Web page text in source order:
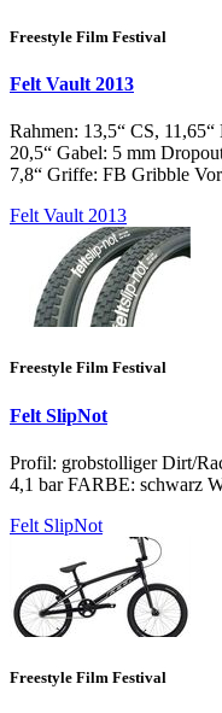
Freestyle Film Festival
Felt Vault 2013
Rahmen: 13,5“ CS,
20,5“ Gabel: 5 mm
7,8“ Griffe: FB Gribble
Felt Vault 2013
Freestyle Film Festival
Felt SlipNot
Profil: grobstolliger Dirt/
4,1 bar FARBE: schwarz
Felt SlipNot
Freestyle Film Festival